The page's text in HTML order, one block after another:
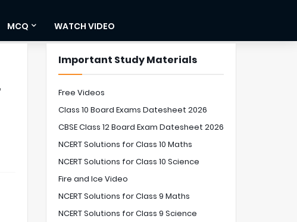
MCQ WATCH VIDEO
Important Study Materials
Free Videos
Class 10 Board Exams Datesheet 2026
CBSE Class 12 Board Exam Datesheet 2026
NCERT Solutions for Class 10 Maths
NCERT Solutions for Class 10 Science
Fire and Ice Video
NCERT Solutions for Class 9 Maths
NCERT Solutions for Class 9 Science